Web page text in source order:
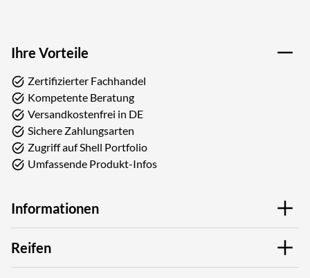
Ihre Vorteile
Zertifizierter Fachhandel
Kompetente Beratung
Versandkostenfrei in DE
Sichere Zahlungsarten
Zugriff auf Shell Portfolio
Umfassende Produkt-Infos
Informationen
Reifen